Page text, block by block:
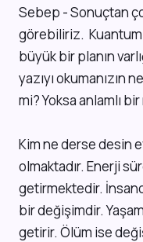
Sebep - Sonuçtan
görebiliriz. Kuantum
büyük bir planın
yazıyı okumanızın
mi? Yoksa anlamlı bir
Kim ne derse desin
olmaktadır. Enerji
getirmektedir.
bir değişimdir.
getirir. Ölüm ise